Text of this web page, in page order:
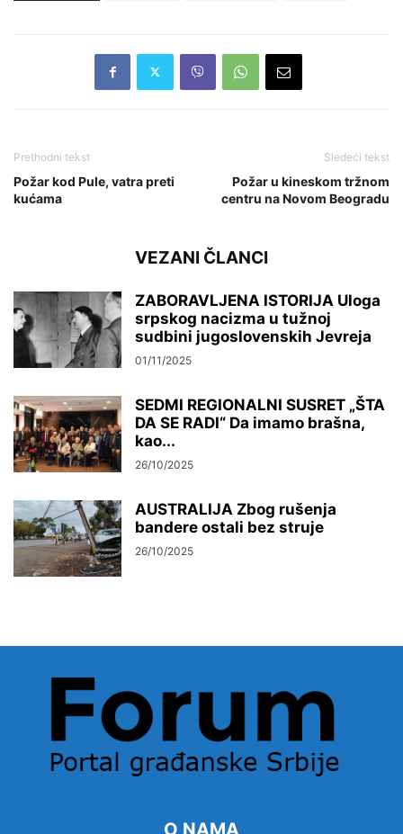
Prethodni tekst
Požar kod Pule, vatra preti
kućama
Sledeći tekst
Požar u kineskom tržnom
centru na Novom Beogradu
VEZANI ČLANCI
ZABORAVLJENA ISTORIJA Uloga
srpskog nacizma u tužnoj
sudbini jugoslovenskih Jevreja
01/11/2025
SEDMI REGIONALNI SUSRET „ŠTA
DA SE RADI“ Da imamo brašna,
kao...
26/10/2025
AUSTRALIJA Zbog rušenja
bandere ostali bez struje
26/10/2025
O NAMA